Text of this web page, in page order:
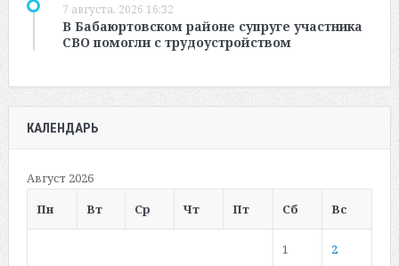
7 августа, 2026 16:32
В Бабаюртовском районе супруге участника
СВО помогли с трудоустройством
КАЛЕНДАРЬ
Август 2026
Пн
Вт Ср Чт Пт Сб Вс
1 2